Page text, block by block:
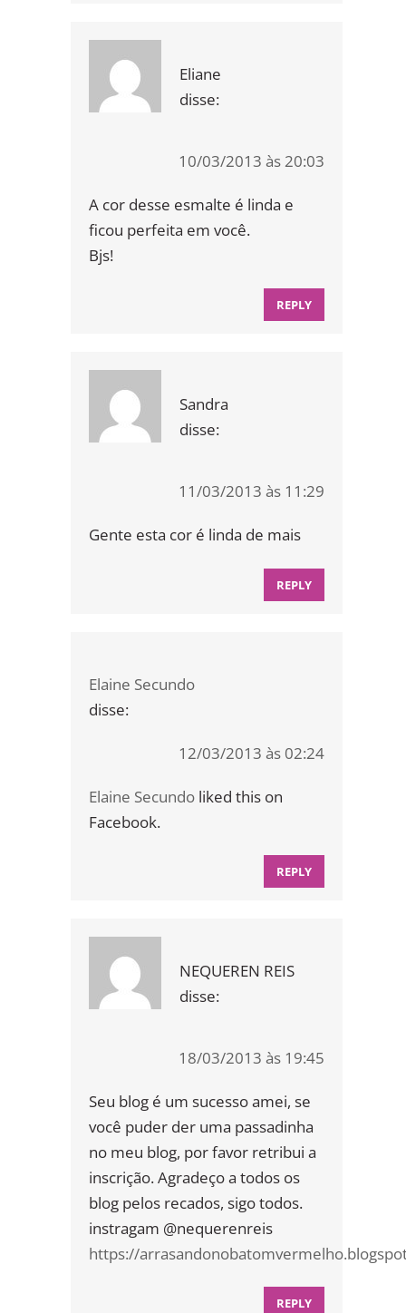
Eliane
disse:
10/03/2013 às 20:03
A cor desse esmalte é linda e
ficou perfeita em você.
Bjs!
REPLY
Sandra
disse:
11/03/2013 às 11:29
Gente esta cor é linda de mais
REPLY
Elaine Secundo
disse:
12/03/2013 às 02:24
Elaine Secundo liked this on
Facebook.
REPLY
NEQUEREN REIS
disse:
18/03/2013 às 19:45
Seu blog é um sucesso amei, se
você puder der uma passadinha
no meu blog, por favor retribui a
inscrição. Agradeço a todos os
blog pelos recados, sigo todos.
instragam @nequerenreis
https://
REPLY